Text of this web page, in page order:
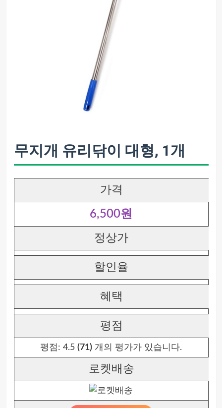
무지개 유리닦이 대형, 1개
가격
6,500원
정상가
할인율
혜택
평점
평점: 4.5 (71) 개의 평가가 있습니다.
로켓배송